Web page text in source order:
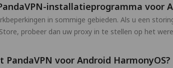
installatieprogramma voor
in sommige gebieden. Als u een
probeer dan uw proxy in te stellen op het
PandaVPN voor Android HarmonyOS?